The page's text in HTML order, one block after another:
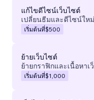
แก้ไขดีไซน์เว็บไซต์
เปลี่ยนธีมและดีไซน์ให
เริ่มต้นที่$500
ย้ายเว็บไซต์
ย้ายกราฟิกและเนื้อหา
เริ่มต้นที่$1,000